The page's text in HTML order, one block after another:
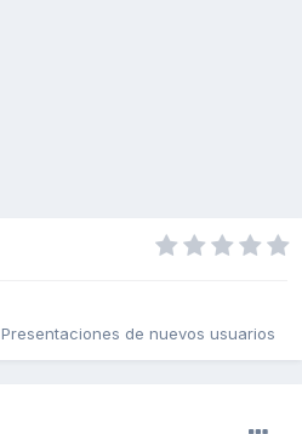
Presentaciones de nuevos usuarios